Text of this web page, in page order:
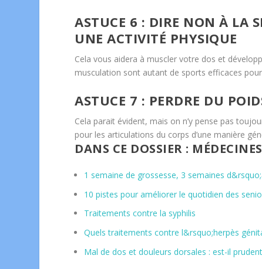
ASTUCE 6 : DIRE NON À LA
UNE ACTIVITÉ PHYSIQUE
Cela vous aidera à muscler votre dos et
musculation sont autant de sports efficaces
ASTUCE 7 : PERDRE DU
Cela parait évident, mais on n’y pense pas
pour les articulations du corps d’une manière
DANS CE DOSSIER :
1 semaine de grossesse, 3 semaines
10 pistes pour améliorer le quotidien des
Traitements contre la syphilis
Quels traitements contre l&rsquo;herpès
Mal de dos et douleurs dorsales : est-il